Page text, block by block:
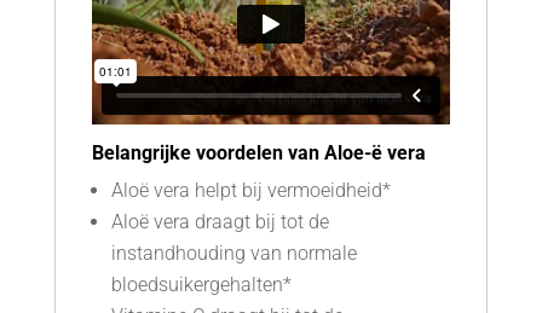
Belangrijke voordelen van Aloe-ë vera
Aloë vera helpt bij vermoeidheid*
Aloë vera draagt bij tot de
instandhouding van normale
bloedsuikergehalten*